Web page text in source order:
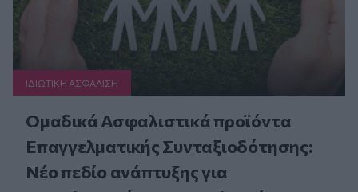
ΙΔΙΩΤΙΚΗ ΑΣΦAΛΙΣΗ
Ομαδικά Ασφαλιστικά προϊόντα
Επαγγελματικής Συνταξιοδότησης:
Νέο πεδίο ανάπτυξης για